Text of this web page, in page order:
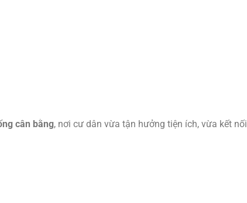
cân bằng, nơi cư dân vừa tận hưởng tiện ích, vừa kết nối